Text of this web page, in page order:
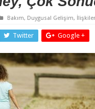
Bakım, Duygusal Gelişim, İlişkiler
Twitter Google +